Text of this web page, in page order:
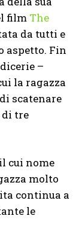
film The
da tutti e
aspetto. Fin
–
la ragazza
scatenare
di tre
cui nome
molto
continua a
le